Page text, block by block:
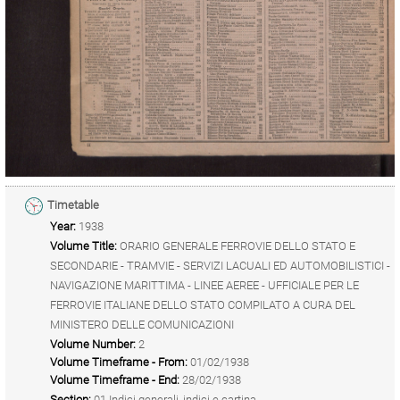
Timetable
Year: 1938
Volume Title: ORARIO GENERALE FERROVIE DELLO STATO E
SECONDARIE - TRAMVIE - SERVIZI LACUALI ED AUTOMOBILISTICI -
NAVIGAZIONE MARITTIMA - LINEE AEREE - UFFICIALE PER LE
FERROVIE ITALIANE DELLO STATO COMPILATO A CURA DEL
MINISTERO DELLE COMUNICAZIONI
Volume Number: 2
Volume Timeframe - From: 01/02/1938
Volume Timeframe - End: 28/02/1938